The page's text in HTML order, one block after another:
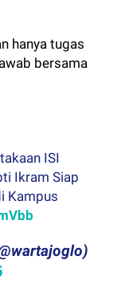
hanya tugas
bersama
ISI
Ikram Siap
Kampus